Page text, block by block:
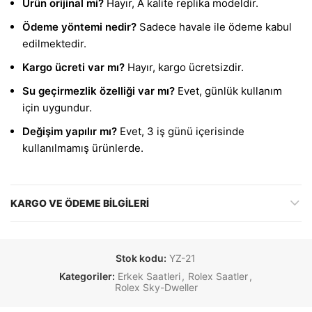
Ürün orijinal mi? Hayır, A kalite replika modeldir.
Ödeme yöntemi nedir? Sadece havale ile ödeme kabul
edilmektedir.
Kargo ücreti var mı? Hayır, kargo ücretsizdir.
Su geçirmezlik özelliği var mı? Evet, günlük kullanım
için uygundur.
Değişim yapılır mı? Evet, 3 iş günü içerisinde
kullanılmamış ürünlerde.
KARGO VE ÖDEME BILGILERI
Stok kodu: YZ-21
Kategoriler: Erkek Saatleri, Rolex Saatler,
Rolex Sky-Dweller